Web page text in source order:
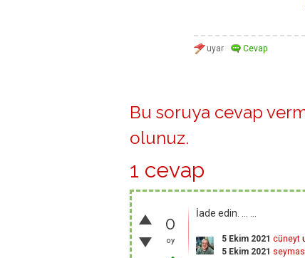
Bu soruya cevap
olunuz.
1 cevap
0
oy
İade edin. ... ...
5 Ekim 2021 cüneyt
5 Ekim 2021